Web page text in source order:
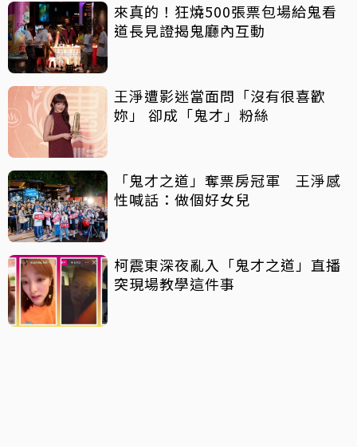
來真的！狂燒500張票包場給鬼看
道長見證揭鬼廳內互動
王淨遭影迷當面問「沒有很喜歡
妳」 卻成「鬼才」粉絲
「鬼才之道」奪票房冠軍 王淨感
性喊話：做個好女兒
柯震東深夜亂入「鬼才之道」直播
突現場教學這件事